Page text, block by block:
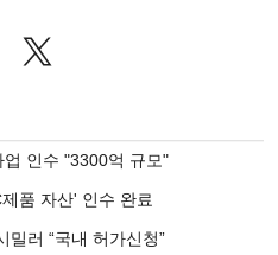
트위
터로
인수 "3300억 규모"
품 자산' 인수 완료
밀러 “국내 허가신청”